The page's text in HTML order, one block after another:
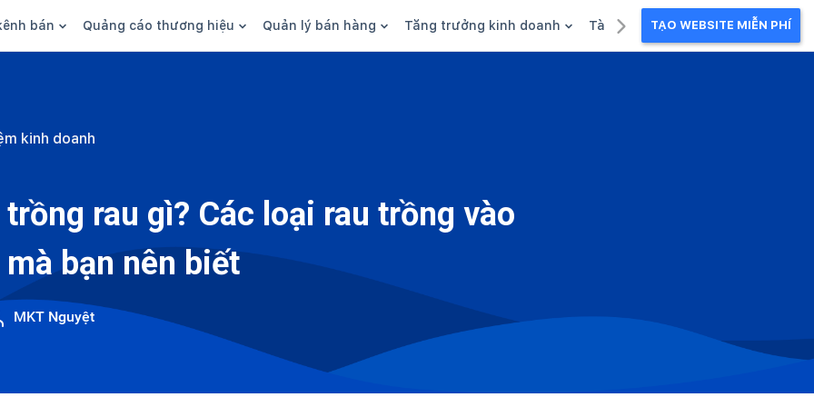
bán
social
sàn
Quảng cáo thương hiệu
SEO
Thương hiệu/Brand
Quản lý bán hàng
Tài chính
Nhân viên
Tăng trưởng kinh doanh Tài liệu kinh doanhTẠO WEBSITE MIỄN PHÍ
kinh doanh
rau gì? Các loại rau trồng vào
bạn nên biết
MKT Nguyệt